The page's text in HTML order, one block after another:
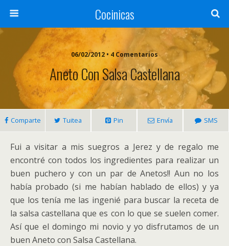
Cocinicas
06/02/2012 • 4 Comentarios
Aneto Con Salsa Castellana
Comparte Tuitea Pin Envía SMS
Fui a visitar a mis suegros a Jerez y de regalo me
encontré con todos los ingredientes para realizar un
buen puchero y con un par de Anetos!! Aun no los
había probado (si me habían hablado de ellos) y ya
que los tenía me las ingenié para buscar la receta de
la salsa castellana que es con lo que se suelen comer.
Así que el domingo mi novio y yo disfrutamos de un
buen Aneto con Salsa Castellana.